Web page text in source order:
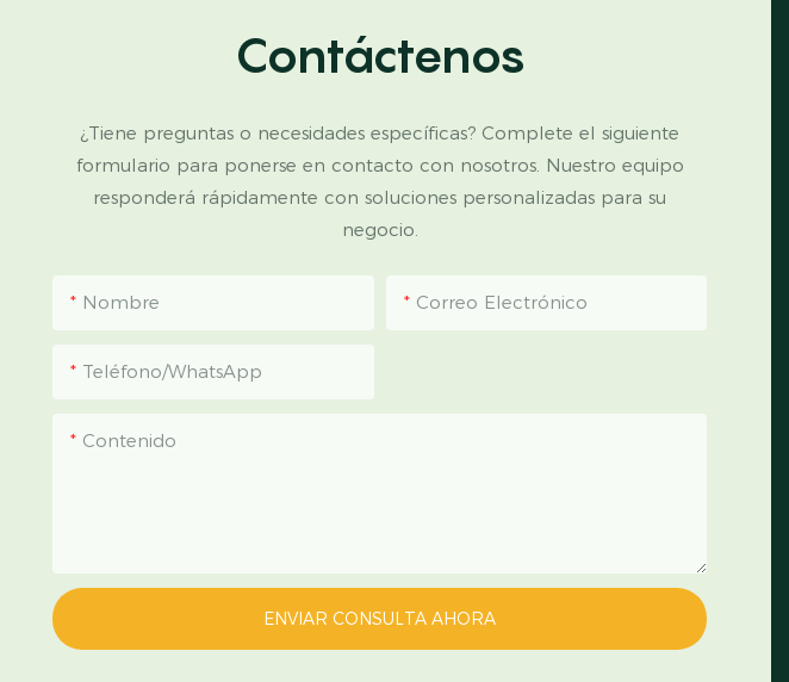
Contáctenos
¿Tiene preguntas o necesidades específicas? Complete el siguiente
formulario para ponerse en contacto con nosotros. Nuestro equipo
responderá rápidamente con soluciones personalizadas para su
negocio.
Nombre Correo Electrónico
Teléfono/WhatsApp
Contenido
ENVIAR CONSULTA AHORA